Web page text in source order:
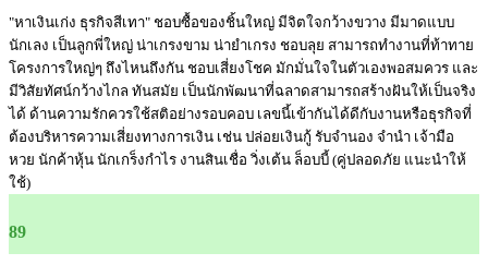
"หาเงินเก่ง ธุรกิจสีเทา" ชอบซื้อของชิ้นใหญ่ มีจิตใจกว้างขวาง มีมาดแบบ
นักเลง เป็นลูกพี่ใหญ่ น่าเกรงขาม น่ายำเกรง ชอบลุย สามารถทำงานที่ท้าทาย
โครงการใหญ่ๆ ถึงไหนถึงกัน ชอบเสี่ยงโชค มักมั่นใจในตัวเองพอสมควร และ
มีวิสัยทัศน์กว้างไกล ทันสมัย เป็นนักพัฒนาที่ฉลาดสามารถสร้างฝันให้เป็นจริง
ได้ ด้านความรักควรใช้สติอย่างรอบคอบ เลขนี้เข้ากันได้ดีกับงานหรือธุรกิจที่
ต้องบริหารความเสี่ยงทางการเงิน เช่น ปล่อยเงินกู้ รับจำนอง จำนำ เจ้ามือ
หวย นักค้าหุ้น นักเกร็งกำไร งานสินเชื่อ วิ่งเต้น ล็อบบี้ (คู่ปลอดภัย แนะนำให้
ใช้)
89